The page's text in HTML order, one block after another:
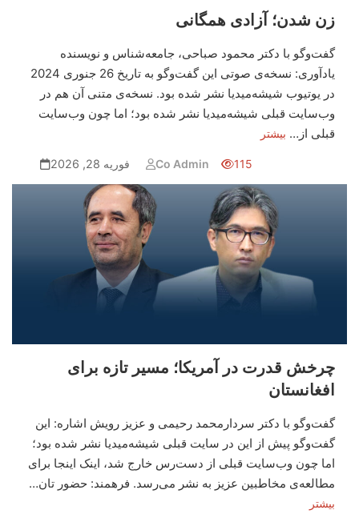
زن شدن؛ آزادی همگانی
گفت‌وگو با دکتر محمود صباحی، جامعه‌شناس و نویسنده
یادآوری: نسخه‌ی صوتی این گفت‌وگو به تاریخ 26 جنوری 2024
در یوتیوب شیشه‌میدیا نشر شده بود. نسخه‌ی متنی آن هم در
وب‌سایت قبلی شیشه‌میدیا نشر شده بود؛ اما چون وب‌سایت
قبلی از… بیشتر
فوریه 28, 2026 Co Admin 115
چرخش قدرت در آمریکا؛ مسیر تازه برای
افغانستان
گفت‌وگو با دکتر سردارمحمد رحیمی و عزیز رویش اشاره: این
گفت‌وگو پیش از این در سایت قبلی شیشه‌میدیا نشر شده بود؛
اما چون وب‌سایت قبلی از دست‌رس خارج شد، اینک اینجا برای
مطالعه‌ی مخاطبین عزیز به نشر می‌رسد. فرهمند: حضور تان…
بیشتر